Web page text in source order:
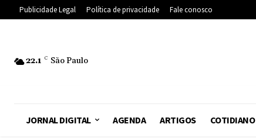
Publicidade Legal Política de privacidade Fale conosco
22.1 C São Paulo
JORNAL DIGITAL AGENDA ARTIGOS COTIDIANO